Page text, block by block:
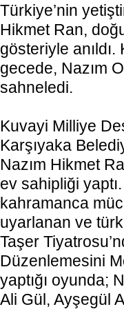
Türkiye’nin
Hikmet Ran,
gösteriyle
gecede, Nazım
sahneledi.
Kuvayi Milliye
Karşıyaka
Nazım Hikmet
ev sahipliği
kahramanca
uyarlanan ve
Taşer
Düzenlemesini
yaptığı oyunda;
Ali Gül, Ayşegül